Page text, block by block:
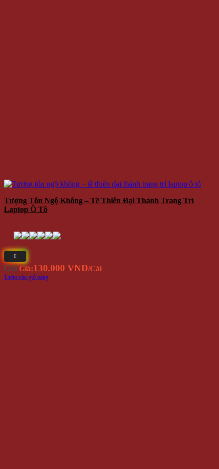
Tượng Tôn Ngộ Không – Tề Thiên Đại Thánh Trang Trí
Laptop Ô Tô
Giá Giá:130.000 VNĐ/Cái
Thêm vào giỏ hàng